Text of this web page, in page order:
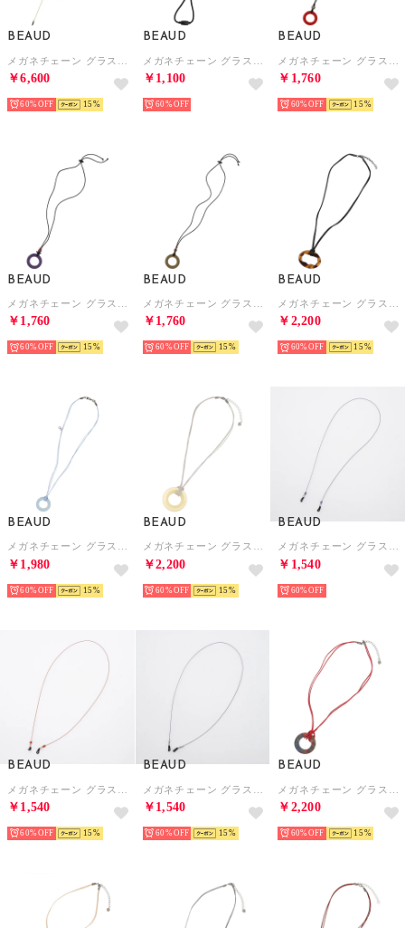
BEAUD
￥6,600
60% 15
BEAUD
￥1,100
60%
BEAUD
￥1,760
60% 15
BEAUD
￥1,760
60% 15
BEAUD
￥1,760
60% 15
BEAUD
￥2,200
60% 15
BEAUD
￥1,980
60% 15
BEAUD
￥2,200
60% 15
BEAUD
￥1,540
60%
BEAUD
￥1,540
60% 15
BEAUD
￥1,540
60% 15
BEAUD
￥2,200
60% 15